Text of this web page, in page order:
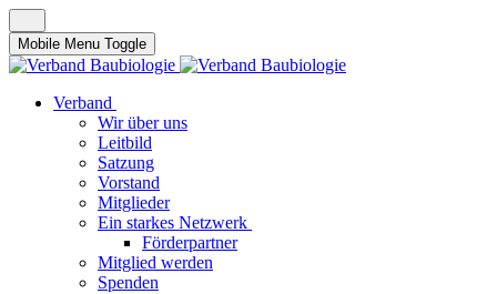
Mobile Menu Toggle
Verband
Wir über uns
Leitbild
Satzung
Vorstand
Mitglieder
Ein starkes Netzwerk
Förderpartner
Mitglied werden
Spenden